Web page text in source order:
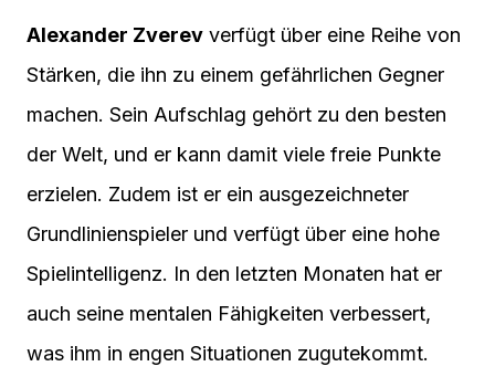
Alexander Zverev verfügt über eine Reihe von
Stärken, die ihn zu einem gefährlichen Gegner
machen. Sein Aufschlag gehört zu den besten
der Welt, und er kann damit viele freie Punkte
erzielen. Zudem ist er ein ausgezeichneter
Grundlinienspieler und verfügt über eine hohe
Spielintelligenz. In den letzten Monaten hat er
auch seine mentalen Fähigkeiten verbessert,
was ihm in engen Situationen zugutekommt.